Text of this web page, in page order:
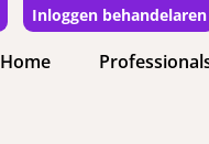
Inloggen behandelaren
Home